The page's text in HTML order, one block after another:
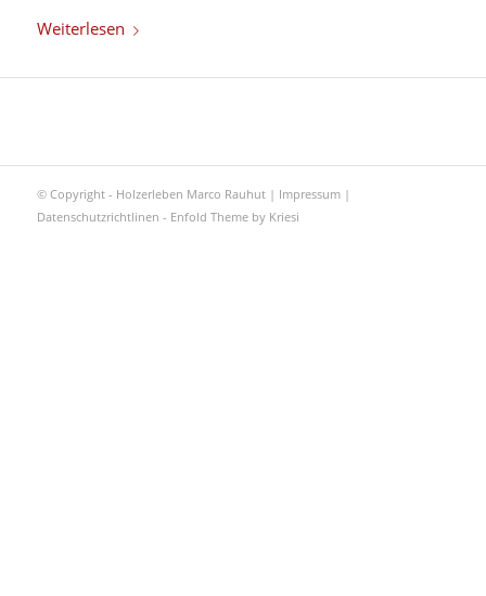
Weiterlesen
© Copyright - Holzerleben Marco Rauhut | Impressum|
Datenschutzrichtlinen - Enfold Theme by Kriesi